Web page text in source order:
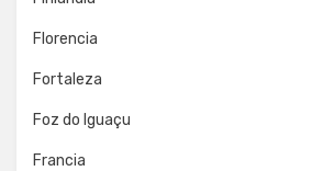
Florencia
Fortaleza
Foz do Iguaçu
Francia